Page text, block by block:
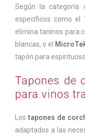
Según la categoría
específicos como el
elimina taninos para
blancas, o el
tapón para
Tapones de
para vinos
Los tapones de
adaptados a las